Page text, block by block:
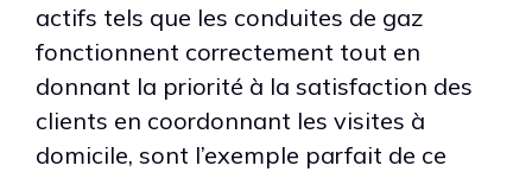
actifs tels que les conduites de gaz
fonctionnent correctement tout en
donnant la priorité à la satisfaction des
clients en coordonnant les visites à
domicile, sont l’exemple parfait de ce